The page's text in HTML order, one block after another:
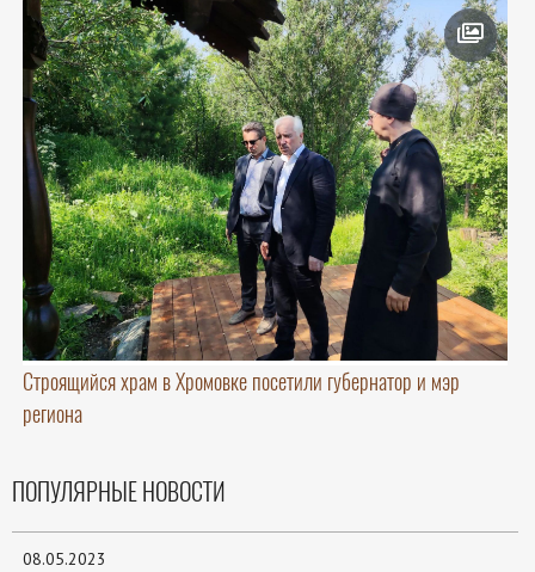
Строящийся храм в Хромовке посетили губернатор и мэр
региона
ПОПУЛЯРНЫЕ НОВОСТИ
08.05.2023